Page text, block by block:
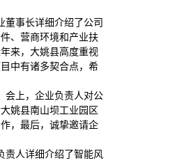
事长详细介绍了公司
、营商环境和产业扶
来，大姚县高度重视
中有诸多契合点，希
会上，企业负责人对公
姚县南山坝工业园区
，最后，诚挚邀请企
责人详细介绍了智能风